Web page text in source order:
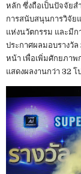
หลัก ซึ่งถือเป็นปัจจัย
การสนับสนุนการวิจัย
แห่งนวัตกรรม และมี
ประกาศผลมอบราง
หน้า เพื่อเพิ่มศักยภา
แสดงผลงานกว่า 32 โ